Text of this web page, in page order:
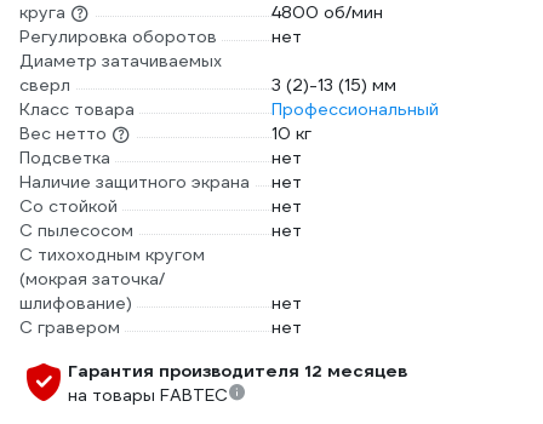
круга
4800 об/мин
Регулировка оборотов
нет
Диаметр затачиваемых
сверл
3 (2)-13 (15) мм
Класс товара
Профессиональный
Вес нетто
10 кг
Подсветка
нет
Наличие защитного экрана
нет
Со стойкой
нет
С пылесосом
нет
С тихоходным кругом
(мокрая заточка/
шлифование)
нет
С гравером
нет
Гарантия производителя 12 месяцев
на товары FABTEC